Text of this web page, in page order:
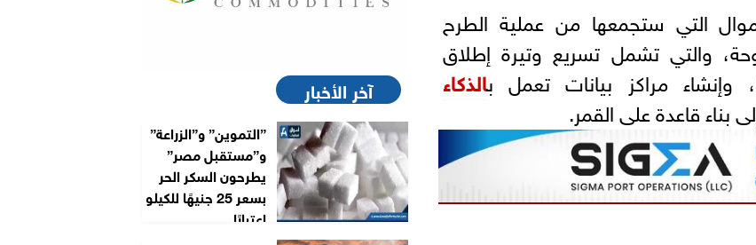
التي ستجمعها من عملية الطرح
والتي تشمل تسريع وتيرة إطلاق
الذكاء
بناء قاعدة على القمر.
آخر الأخبار
”التموين” و”الزراعة”
و”مستقبل مصر”
يطرحون السكر الحر
بسعر 25 جنيهًا للكيلو
اعتبارًا...